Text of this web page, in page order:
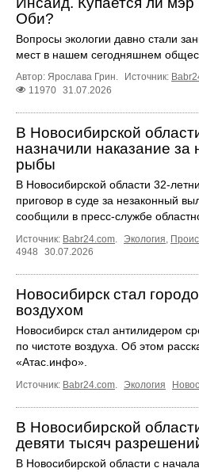
Оби?
Вопросы экологии давно стали
мест в нашем сегодняшнем
Автор: Ярослава Грин. Источник:
11970 31.07.2026
В Новосибирской
назначили наказание
рыбы
В Новосибирской области 32-
приговор в суде за незаконный
сообщили в пресс-службе
Источник: Babr24.com. Экология,
4948
30.07.2026
Новосибирск стал
воздухом
Новосибирск стал антилидером
по чистоте воздуха. Об этом
«Атас.инфо».
Источник: Babr24.com. Экология
В Новосибирской
девяти тысяч
В Новосибирской области с